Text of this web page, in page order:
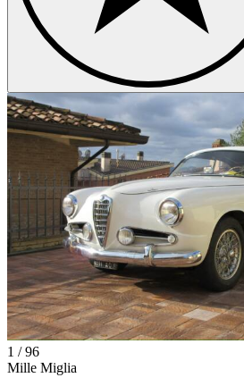
1 /96
Mille Miglia